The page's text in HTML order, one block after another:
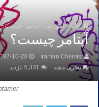
خانه / آموزش / آپتامر چیست؟
آپتامر چیست؟
Iranian Chemist
10-28
نظری بدهید
5,331 بازدید